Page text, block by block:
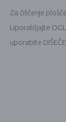
Za čiščenje
Uporabljajte
uporabite